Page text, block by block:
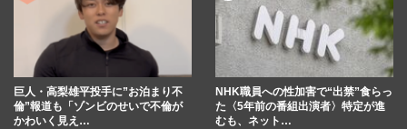
巨人・高梨雄平投手に”お泊まり不
倫”報道も「ゾンビのせいで不倫が
かわいく見え…
NHK職員への性加害で“出禁”食らっ
た〈5年前の番組出演者〉特定が進
むも、ネット…